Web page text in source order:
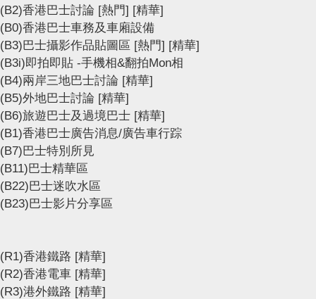
(B2)香港巴士討論 [熱門] [精華]
(B0)香港巴士車務及車廂設備
(B3)巴士攝影作品貼圖區 [熱門] [精華]
(B3i)即拍即貼 -手機相&翻拍Mon相
(B4)兩岸三地巴士討論 [精華]
(B5)外地巴士討論 [精華]
(B6)旅遊巴士及過境巴士 [精華]
(B1)香港巴士廣告消息/廣告車行踪
(B7)巴士特別所見
(B11)巴士精華區
(B22)巴士迷吹水區
(B23)巴士影片分享區
(R1)香港鐵路 [精華]
(R2)香港電車 [精華]
(R3)港外鐵路 [精華]